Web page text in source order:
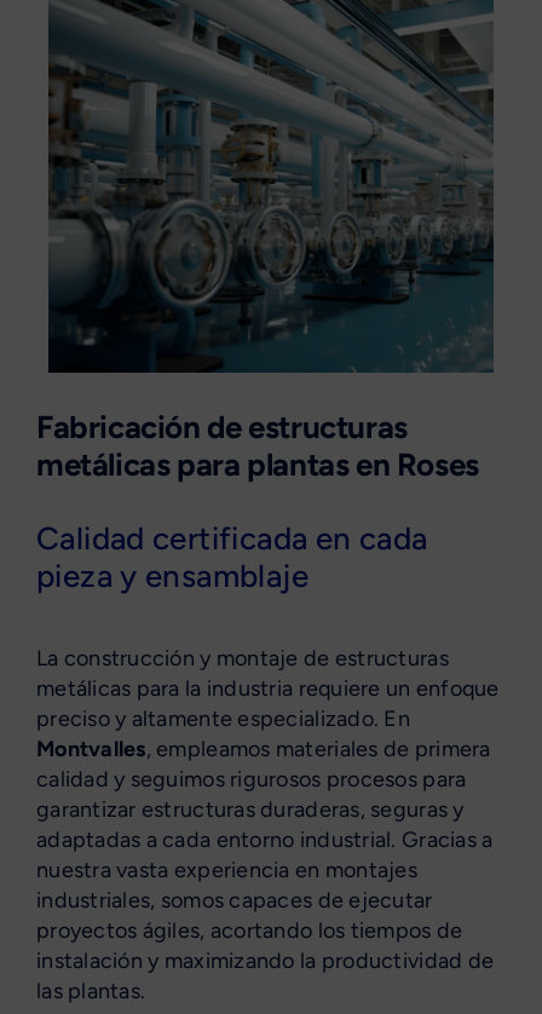
Fabricación de estructuras
metálicas para plantas en Roses
Calidad certificada en cada
pieza y ensamblaje
La construcción y montaje de estructuras
metálicas para la industria requiere un enfoque
preciso y altamente especializado. En
Montvalles, empleamos materiales de primera
calidad y seguimos rigurosos procesos para
garantizar estructuras duraderas, seguras y
adaptadas a cada entorno industrial. Gracias a
nuestra vasta experiencia en montajes
industriales, somos capaces de ejecutar
proyectos ágiles, acortando los tiempos de
instalación y maximizando la productividad de
las plantas.